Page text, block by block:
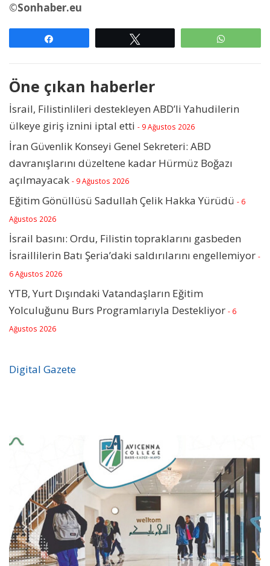
©Sonhaber.eu
Öne çıkan haberler
İsrail, Filistinlileri destekleyen ABD’li Yahudilerin
ülkeye giriş iznini iptal etti - 9 Ağustos 2026
İran Güvenlik Konseyi Genel Sekreteri: ABD
davranışlarını düzeltene kadar Hürmüz Boğazı
açılmayacak - 9 Ağustos 2026
Eğitim Gönüllüsü Sadullah Çelik Hakka Yürüdü - 6
Ağustos 2026
İsrail basını: Ordu, Filistin topraklarını gasbeden
İsraillilerin Batı Şeria’daki saldırılarını engellemiyor -
6 Ağustos 2026
YTB, Yurt Dışındaki Vatandaşların Eğitim
Yolculuğunu Burs Programlarıyla Destekliyor - 6
Ağustos 2026
Digital Gazete